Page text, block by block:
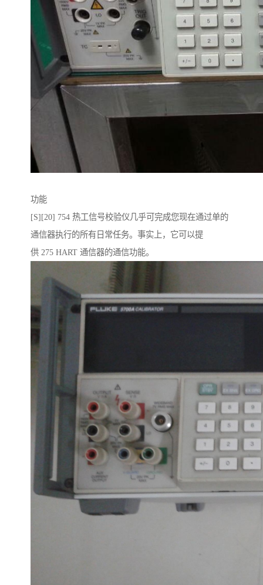
功能
[S][20] 754 热工信号校验仪几乎可完成您现在通过单的
通信器执行的所有日常任务。事实上，它可以提
供 275 HART 通信器的通信功能。